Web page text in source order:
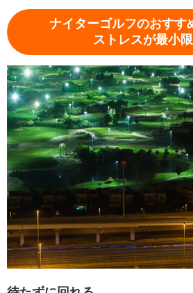
ナイターゴルフのおす
ストレスが最小限